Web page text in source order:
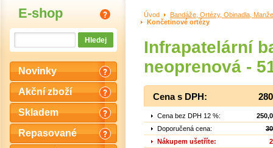
E-shop
Novinky
Akční zboží
Skladem
Repasované
Úvod >
Bandáže, Ortézy, Obinadla,
Končetinové ortézy
Infrapatelární
neoprenová -
Cena s DPH:
Cena bez DPH 12 %:
Doporučená cena:
Nákupem ušetříte: